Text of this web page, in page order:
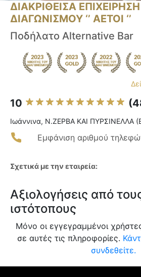
ΔΙΑΚΡΙΘΕΙΣΑ
ΔΙΑΓΩΝΙΣΜΟΥ ‘’ ΑΕΤΟΙ ‘’
Ποδήλατο Alternative Bar
10
Ιωάννινα, Ν.ΖΕΡΒΑ ΚΑΙ ΠΥΡΣΙΝΕΛΛΑ
Εμφάνιση αριθμού
Σχετικά με την εταιρεία:
Αξιολογήσεις από
ιστότοπους
Μόνο οι εγγεγραμμένοι
σε αυτές τις πληροφορίες.
συνδεθείτε.